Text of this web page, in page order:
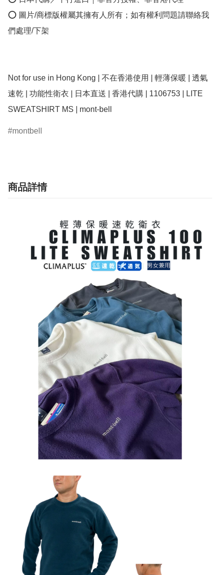
⭕ 圖片/商標版權屬其擁有人所有；如有權利問題請聯絡我
們處理/下架
Not for use in Hong Kong | 不在香港使用 | 輕薄保暖 | 透氣
速乾 | 功能性衛衣 | 日本直送 | 香港代購 | 1106753 | LITE
montbell
商品詳情